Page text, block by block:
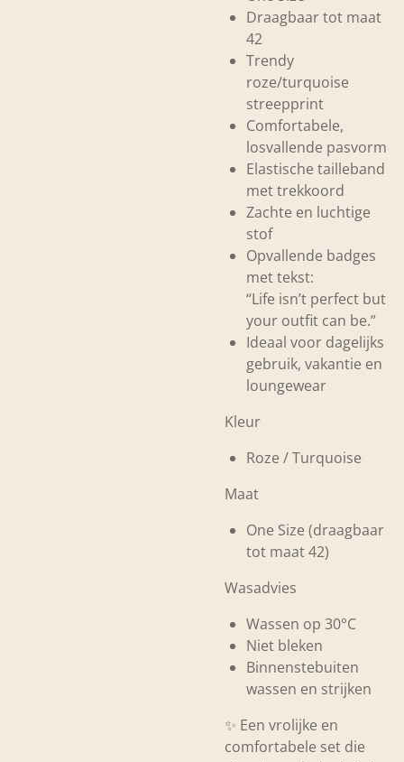
Draagbaar tot maat
42
Trendy
roze/turquoise
streepprint
Comfortabele,
losvallende pasvorm
Elastische tailleband
met trekkoord
Zachte en luchtige
stof
Opvallende badges
met tekst:
“Life isn’t perfect but
your outfit can be.”
Ideaal voor dagelijks
gebruik, vakantie en
loungewear
Kleur
Roze / Turquoise
Maat
One Size (draagbaar
tot maat 42)
Wasadvies
Wassen op 30°C
Niet bleken
Binnenstebuiten
wassen en strijken
✨ Een vrolijke en
comfortabele set die